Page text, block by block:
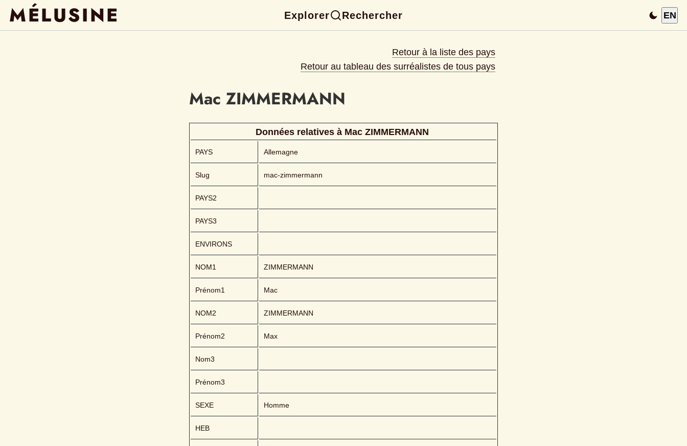
MÉLUSINE Explorer Rechercher EN
Retour à la liste des pays
Retour au tableau des surréalistes de tous pays
Mac ZIMMERMANN
Données relatives à Mac ZIMMERMANN
PAYS Allemagne
Slug mac-zimmermann
PAYS2
PAYS3
ENVIRONS
NOM1 ZIMMERMANN
Prénom1 Mac
NOM2 ZIMMERMANN
Prénom2 Max
Nom3
Prénom3
SEXE Homme
HEB